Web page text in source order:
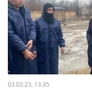
03.02.23, 13:35